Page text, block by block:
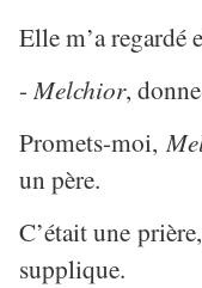
Elle m’a regardé
-Melchior,
Promets-moi,
un père.
C’était une
supplique.